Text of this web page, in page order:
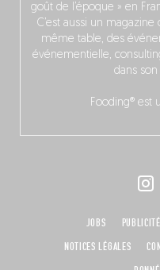
goût de l’époque » en
C’est aussi un
même table, des
événementielle,
dans
Fooding® est
JOBS
NOTICES LÉGALES